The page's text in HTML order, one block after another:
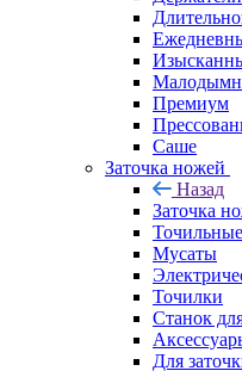
Премиум
Саше
Заточка ножей
Назад
Заточка
Мусаты
Точилки
Станок
Для